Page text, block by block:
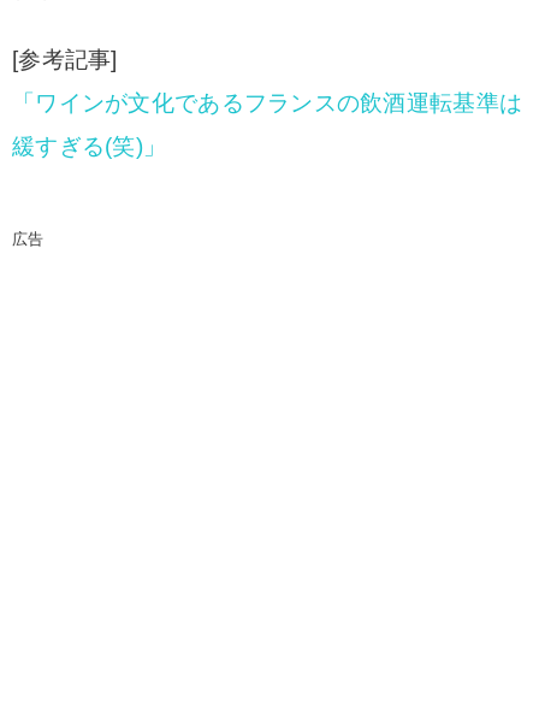
[参考記事]
「ワインが文化であるフランスの飲酒運転基準は
緩すぎる(笑)」
広告